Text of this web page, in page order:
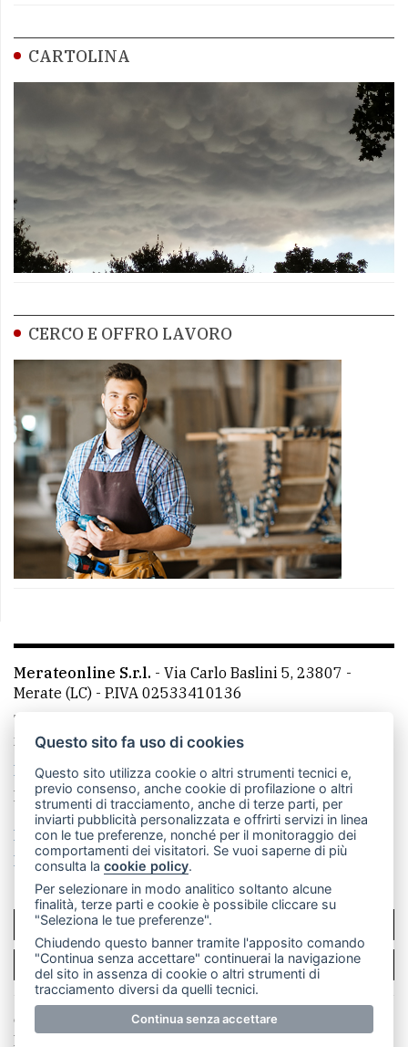
CARTOLINA
CERCO E OFFRO LAVORO
Merateonline S.r.l. - Via Carlo Baslini 5, 23807 -
Merate (LC) - P.IVA 02533410136
Telefono:
mail: redazione@merateonline.it
La redazione
CasateOnline LeccoOnline
RSS
Made by VIP
Privacy policy
Cookie policy
Rivedi le tue scelte sui cookie
SCRIVICI
PER LA TUA PUBBLICITÀ
© Copyright Merateonline S.r.l. - Tutti i diritti riservati.
E' proibita la riproduzione e pubblicazione anche
Questo sito fa uso di cookies
Questo sito utilizza cookie o altri strumenti tecnici e,
previo consenso, anche cookie di profilazione o altri
strumenti di tracciamento, anche di terze parti, per
inviarti pubblicità personalizzata e offrirti servizi in linea
con le tue preferenze, nonché per il monitoraggio dei
comportamenti dei visitatori. Se vuoi saperne di più
consulta lacookie policy.
Per selezionare in modo analitico soltanto alcune
finalità, terze parti e cookie è possibile cliccare su
"Seleziona le tue preferenze".
Chiudendo questo banner tramite l'apposito comando
"Continua senza accettare" continuerai la navigazione
del sito in assenza di cookie o altri strumenti di
tracciamento diversi da quelli tecnici.
Continua senza accettare